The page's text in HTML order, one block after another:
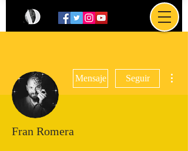
Mensaje Seguir
Fran Romera